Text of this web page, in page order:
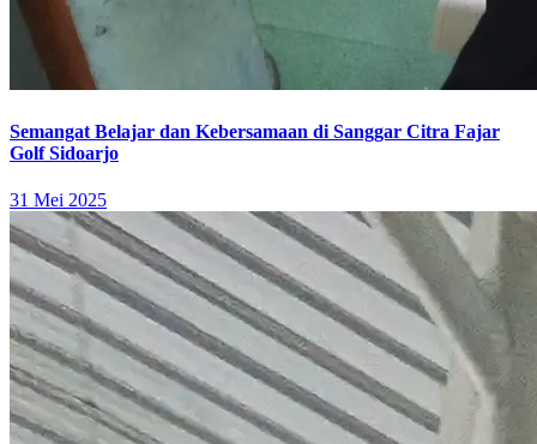
Semangat Belajar dan Kebersamaan di Sanggar Citra Fajar
Golf Sidoarjo
31 Mei 2025